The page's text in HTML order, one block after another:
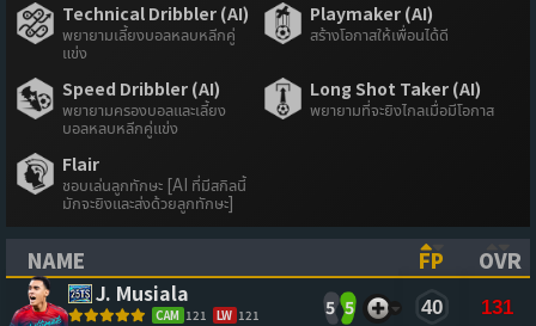
Technical Dribbler (AI)
พยายามเลี้ยงบอลหลบหลีกคู่
แข่ง
Playmaker (AI)
สร้างโอกาสให้เพื่อนได้ดี
Speed Dribbler (AI)
พยายามครองบอลและเลี้ยง
บอลหลบหลีกคู่แข่ง
Long Shot Taker (AI)
พยายามที่จะยิงไกลเมื่อมีโอกาส
Flair
ชอบเล่นลูกทักษะ [AI ที่มีสกิลนี้
มักจะยิงและส่งด้วยลูกทักษะ]
NAME
(CLICK TO SORT ASCENDING)
FP
OVR
J. Musiala
CAM 121 LW 121 5 5 40 131